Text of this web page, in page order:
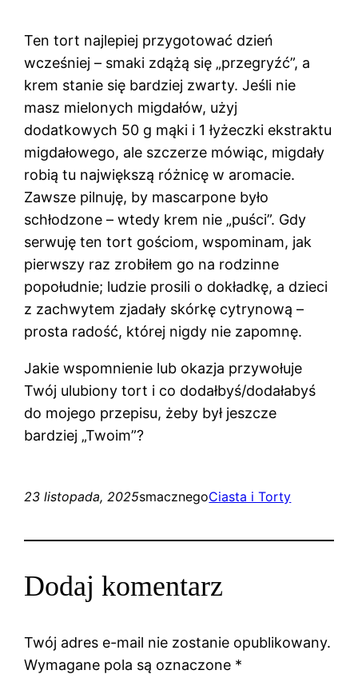
Ten tort najlepiej przygotować dzień
wcześniej – smaki zdążą się „przegryźć”, a
krem stanie się bardziej zwarty. Jeśli nie
masz mielonych migdałów, użyj
dodatkowych 50 g mąki i 1 łyżeczki ekstraktu
migdałowego, ale szczerze mówiąc, migdały
robią tu największą różnicę w aromacie.
Zawsze pilnuję, by mascarpone było
schłodzone – wtedy krem nie „puści”. Gdy
serwuję ten tort gościom, wspominam, jak
pierwszy raz zrobiłem go na rodzinne
popołudnie; ludzie prosili o dokładkę, a dzieci
z zachwytem zjadały skórkę cytrynową –
prosta radość, której nigdy nie zapomnę.
Jakie wspomnienie lub okazja przywołuje
Twój ulubiony tort i co dodałbyś/dodałabyś
do mojego przepisu, żeby był jeszcze
bardziej „Twoim”?
23 listopada, 2025smacznegoCiasta i Torty
Dodaj komentarz
Twój adres e-mail nie zostanie opublikowany.
Wymagane pola są oznaczone *